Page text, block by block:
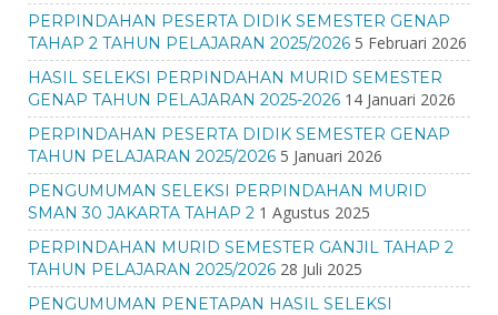
PERPINDAHAN PESERTA DIDIK SEMESTER GENAP
TAHAP 2 TAHUN PELAJARAN 2025/2026 5 Februari 2026
HASIL SELEKSI PERPINDAHAN MURID SEMESTER
GENAP TAHUN PELAJARAN 2025-2026 14 Januari 2026
PERPINDAHAN PESERTA DIDIK SEMESTER GENAP
TAHUN PELAJARAN 2025/2026 5 Januari 2026
PENGUMUMAN SELEKSI PERPINDAHAN MURID
SMAN 30 JAKARTA TAHAP 2 1 Agustus 2025
PERPINDAHAN MURID SEMESTER GANJIL TAHAP 2
TAHUN PELAJARAN 2025/2026 28 Juli 2025
PENGUMUMAN PENETAPAN HASIL SELEKSI